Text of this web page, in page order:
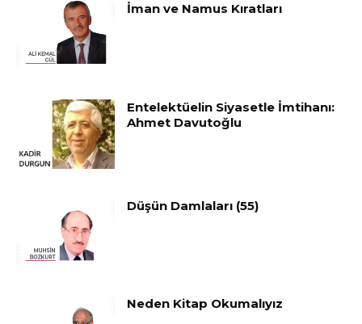
İman ve Namus Kıratları
Entelektüelin Siyasetle İmtihanı:
Ahmet Davutoğlu
Düşün Damlaları (55)
Neden Kitap Okumalıyız